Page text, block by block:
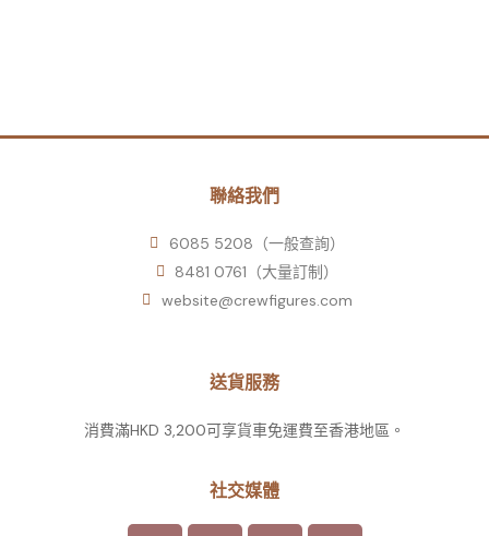
聯絡我們
6085 5208（一般查詢）
8481 0761（大量訂制）
website@crewfigures.com
送貨服務
消費滿HKD 3,200可享貨車免運費至香港地區。
社交媒體